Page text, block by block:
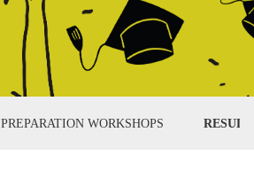
PREPARATION WORKSHOPS